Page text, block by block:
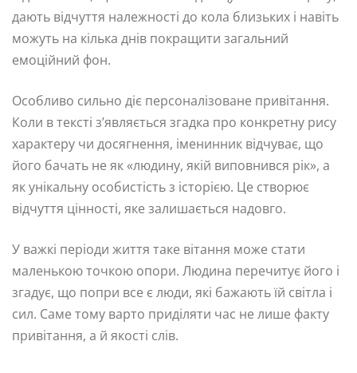
дають відчуття належності до кола близьких і навіть
можуть на кілька днів покращити загальний
емоційний фон.
Особливо сильно діє персоналізоване привітання.
Коли в тексті з’являється згадка про конкретну рису
характеру чи досягнення, іменинник відчуває, що
його бачать не як «людину, якій виповнився рік», а
як унікальну особистість з історією. Це створює
відчуття цінності, яке залишається надовго.
У важкі періоди життя таке вітання може стати
маленькою точкою опори. Людина перечитує його і
згадує, що попри все є люди, які бажають їй світла і
сил. Саме тому варто приділяти час не лише факту
привітання, а й якості слів.